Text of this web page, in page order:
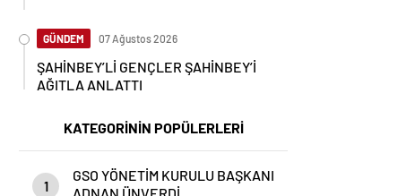
GÜNDEM 07 Ağustos 2026
ŞAHİNBEY’Lİ GENÇLER ŞAHİNBEY’İ
AĞITLA ANLATTI
KATEGORİNİN POPÜLERLERİ
1
GSO YÖNETİM KURULU BAŞKANI